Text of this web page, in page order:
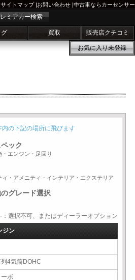
サイトマップ|お問い合わせ |中古車ならカーセンサー
ミアカー検索
買取 販売店クチコミ
お気に入り未登録
内の下記の場所に飛びます
ック
・エンジン・足回り
ィ・アメニティ・インテリア・エクステリア
グレード選択
択不可、またはディーラーオプション
ジン
4気筒DOHC
ボ